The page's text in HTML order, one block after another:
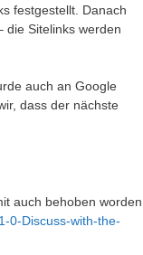
festgestellt. Danach
die Sitelinks werden
auch an Google
dass der nächste
auch behoben worden
0-Discuss-with-the-